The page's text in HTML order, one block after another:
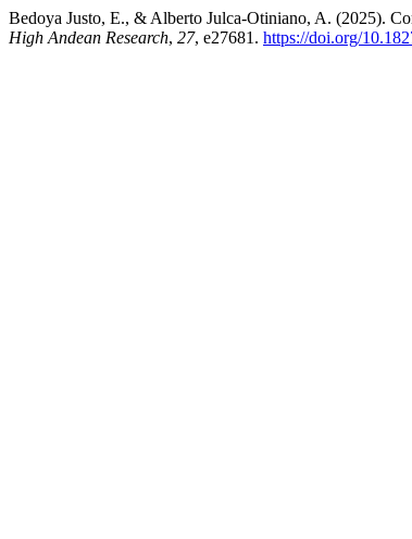
Bedoya Justo, E., & Alberto Julca-Otiniano, A. (2025).
High Andean Research, 27, e27681. https://doi.org/